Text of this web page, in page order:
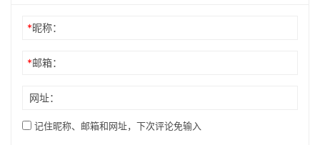
*昵称：
*邮箱：
网址：
记住昵称、邮箱和网址，下次评论免输入